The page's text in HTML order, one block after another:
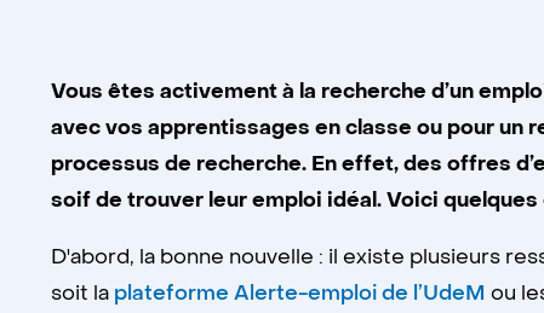
Vous êtes activement à la recherche d’un
avec vos apprentissages en classe ou pour un
processus de recherche. En effet, des offres
soif de trouver leur emploi idéal. Voici
D'abord, la bonne nouvelle : il existe plusieurs
soit la plateforme Alerte-emploi de l’UdeM ou